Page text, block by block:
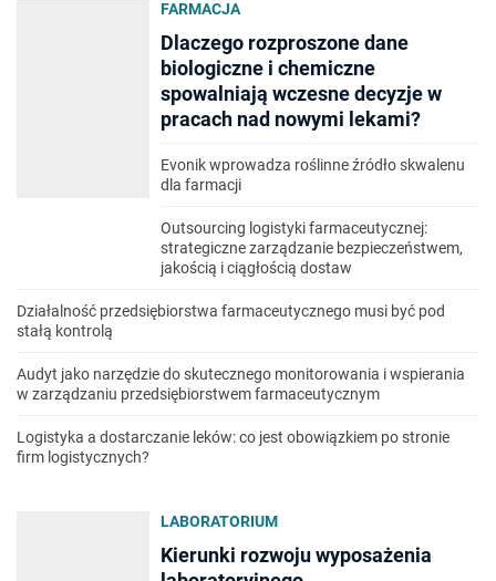
FARMACJA
Dlaczego rozproszone dane
biologiczne i chemiczne
spowalniają wczesne decyzje w
pracach nad nowymi lekami?
Evonik wprowadza roślinne źródło skwalenu
dla farmacji
Outsourcing logistyki farmaceutycznej:
strategiczne zarządzanie bezpieczeństwem,
jakością i ciągłością dostaw
Działalność przedsiębiorstwa farmaceutycznego musi być pod
stałą kontrolą
Audyt jako narzędzie do skutecznego monitorowania i wspierania
w zarządzaniu przedsiębiorstwem farmaceutycznym
Logistyka a dostarczanie leków: co jest obowiązkiem po stronie
firm logistycznych?
LABORATORIUM
Kierunki rozwoju wyposażenia